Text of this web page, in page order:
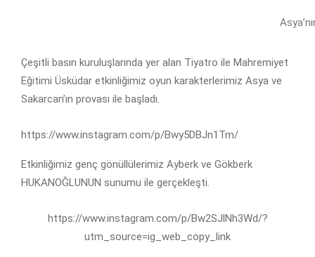
Çeşitli basın kuruluşlarında yer alan Tiyatro ile Mahremiyet
Eğitimi Üsküdar etkinliğimiz oyun karakterlerimiz Asya ve
Sakarcan’ın provası ile başladı.
https://www.instagram.com/p/Bwy5DBJn1Tm/
Etkinliğimiz genç gönüllülerimiz Ayberk ve Gökberk
HUKANOĞLUNUN sunumu ile gerçekleşti.
https://www.instagram.com/p/Bw2SJlNh3Wd/?
utm_source=ig_web_copy_link